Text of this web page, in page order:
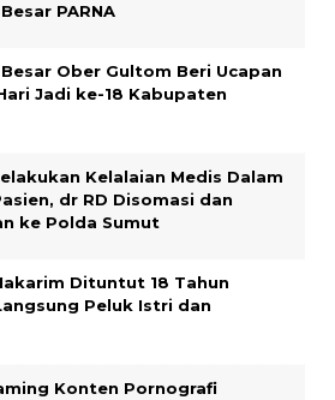
PARNA
Ober Gultom Beri Ucapan
Jadi ke-18 Kabupaten
Kelalaian Medis Dalam
dr RD Disomasi dan
ke Polda Sumut
Dituntut 18 Tahun
Peluk Istri dan
Konten Pornografi